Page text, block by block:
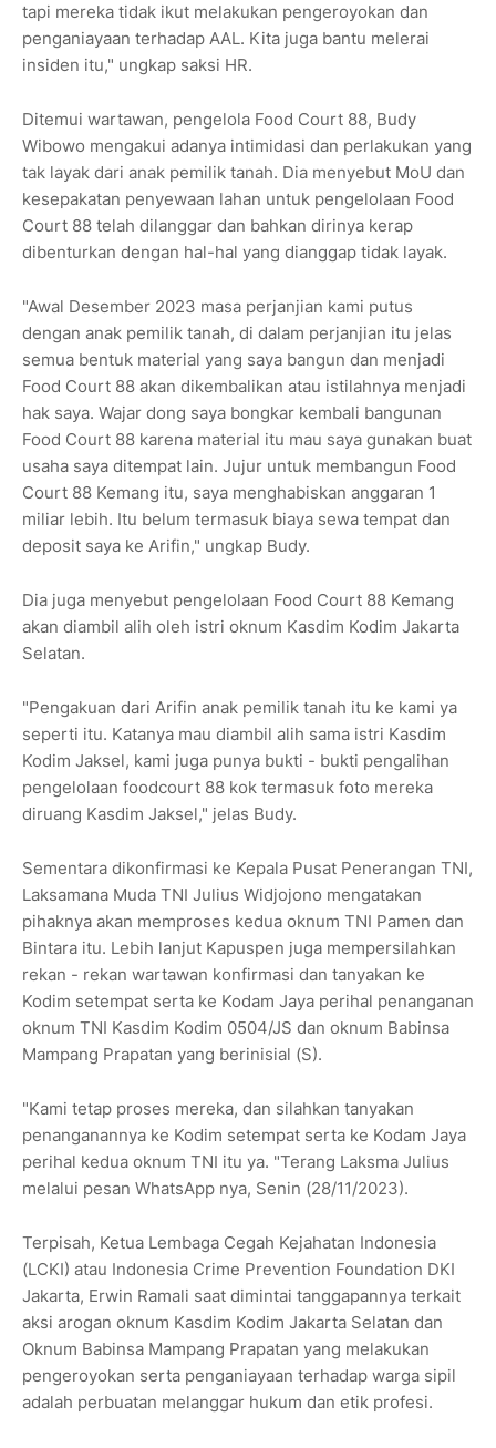
tapi mereka tidak ikut melakukan pengeroyokan dan
penganiayaan terhadap AAL. Kita juga bantu melerai
insiden itu," ungkap saksi HR.
Ditemui wartawan, pengelola Food Court 88, Budy
Wibowo mengakui adanya intimidasi dan perlakukan yang
tak layak dari anak pemilik tanah. Dia menyebut MoU dan
kesepakatan penyewaan lahan untuk pengelolaan Food
Court 88 telah dilanggar dan bahkan dirinya kerap
dibenturkan dengan hal-hal yang dianggap tidak layak.
"Awal Desember 2023 masa perjanjian kami putus
dengan anak pemilik tanah, di dalam perjanjian itu jelas
semua bentuk material yang saya bangun dan menjadi
Food Court 88 akan dikembalikan atau istilahnya menjadi
hak saya. Wajar dong saya bongkar kembali bangunan
Food Court 88 karena material itu mau saya gunakan buat
usaha saya ditempat lain. Jujur untuk membangun Food
Court 88 Kemang itu, saya menghabiskan anggaran 1
miliar lebih. Itu belum termasuk biaya sewa tempat dan
deposit saya ke Arifin," ungkap Budy.
Dia juga menyebut pengelolaan Food Court 88 Kemang
akan diambil alih oleh istri oknum Kasdim Kodim Jakarta
Selatan.
"Pengakuan dari Arifin anak pemilik tanah itu ke kami ya
seperti itu. Katanya mau diambil alih sama istri Kasdim
Kodim Jaksel, kami juga punya bukti - bukti pengalihan
pengelolaan foodcourt 88 kok termasuk foto mereka
diruang Kasdim Jaksel," jelas Budy.
Sementara dikonfirmasi ke Kepala Pusat Penerangan TNI,
Laksamana Muda TNI Julius Widjojono mengatakan
pihaknya akan memproses kedua oknum TNI Pamen dan
Bintara itu. Lebih lanjut Kapuspen juga mempersilahkan
rekan - rekan wartawan konfirmasi dan tanyakan ke
Kodim setempat serta ke Kodam Jaya perihal penanganan
oknum TNI Kasdim Kodim 0504/JS dan oknum Babinsa
Mampang Prapatan yang berinisial (S).
"Kami tetap proses mereka, dan silahkan tanyakan
penanganannya ke Kodim setempat serta ke Kodam Jaya
perihal kedua oknum TNI itu ya. "Terang Laksma Julius
melalui pesan WhatsApp nya, Senin (28/11/2023).
Terpisah, Ketua Lembaga Cegah Kejahatan Indonesia
(LCKI) atau Indonesia Crime Prevention Foundation DKI
Jakarta, Erwin Ramali saat dimintai tanggapannya terkait
aksi arogan oknum Kasdim Kodim Jakarta Selatan dan
Oknum Babinsa Mampang Prapatan yang melakukan
pengeroyokan serta penganiayaan terhadap warga sipil
adalah perbuatan melanggar hukum dan etik profesi.